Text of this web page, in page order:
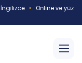
• Online ve yüz